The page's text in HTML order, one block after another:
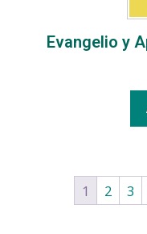
Evangelio y
1 2 3